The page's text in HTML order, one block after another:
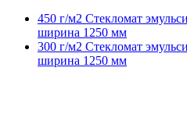
450 г/м2 Стекломат
ширина 1250 мм
300 г/м2 Стекломат
ширина 1250 мм